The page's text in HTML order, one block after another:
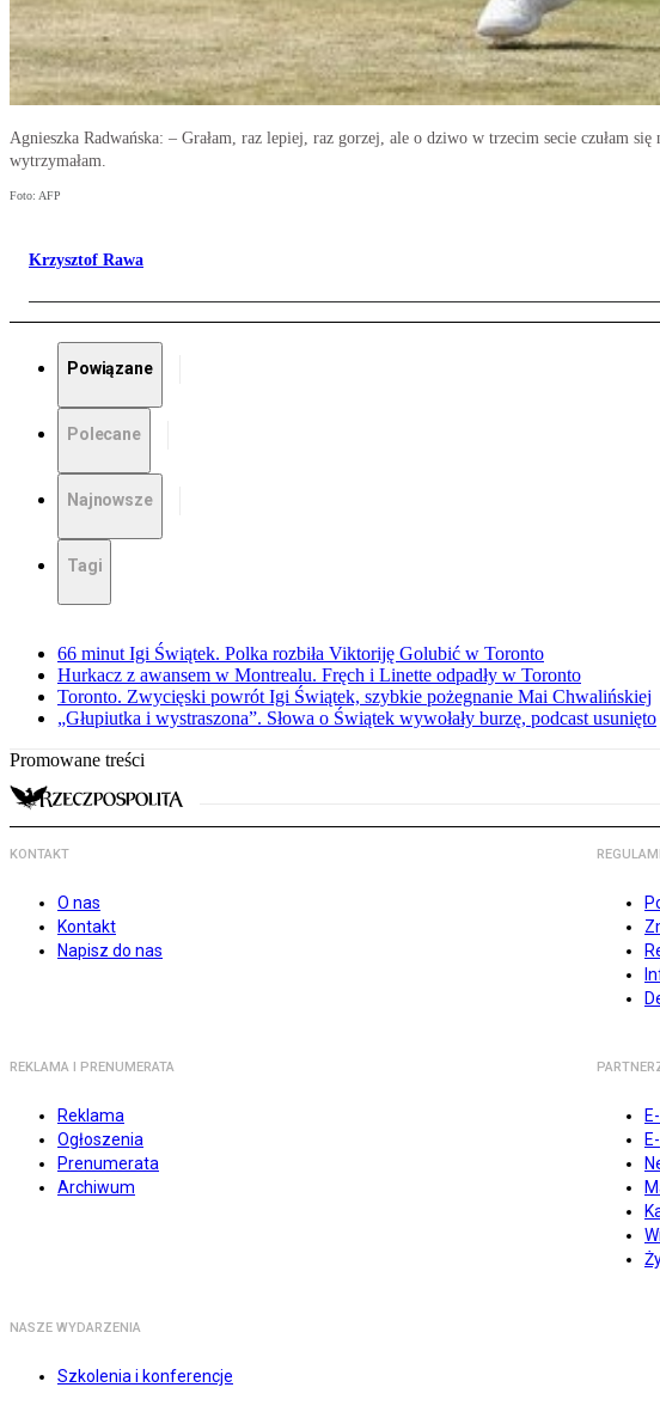
Agnieszka Radwańska: – Grałam, raz lepiej, raz gorzej, ale o dziwo w trzecim secie czułam
wytrzymałam.
Foto: AFP
Krzysztof Rawa
Powiązane
Polecane
Najnowsze
Tagi
66 minut Igi Świątek. Polka rozbiła Viktoriję Golubić w Toronto
Hurkacz z awansem w Montrealu. Fręch i Linette odpadły w Toronto
Toronto. Zwycięski powrót Igi Świątek, szybkie pożegnanie Mai Chwalińskiej
„Głupiutka i wystraszona”. Słowa o Świątek wywołały burzę, podcast usunięto
Promowane treści
KONTAKT
O nas
Kontakt
Napisz do nas
REKLAMA I PRENUMERATA
Reklama
Ogłoszenia
Prenumerata
Archiwum
NASZE WYDARZENIA
Szkolenia i konferencje